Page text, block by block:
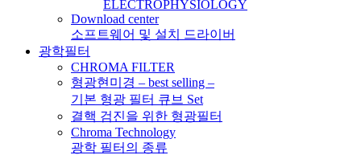
ELECTROPHYSIOLOGY
Download center
소프트웨어 및 설치 드라이버
광학필터
CHROMA FILTER
형광현미경 – best selling –
기본 형광 필터 큐브 Set
결핵 검진을 위한 형광필터
Chroma Technology
광학 필터의 종류